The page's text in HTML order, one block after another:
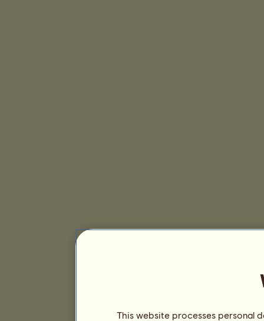
This website processes personal